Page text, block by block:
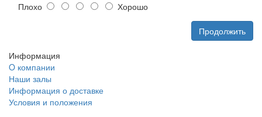
Плохо
Хорошо
Продолжить
Информация
O компании
Наши залы
Информация о доставке
Условия и положения